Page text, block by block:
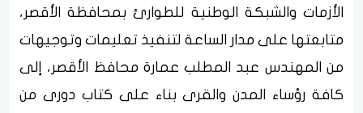
الأزمات والشبكة الوطنية للطوارئ بمحافظة الأقصر،
متابعتها على مدار الساعة لتنفيذ تعليمات وتوجيهات
من المهندس عبد المطلب عمارة محافظ الأقصر، إلى
كافة رؤساء المدن والقرى بناء على كتاب دورى من